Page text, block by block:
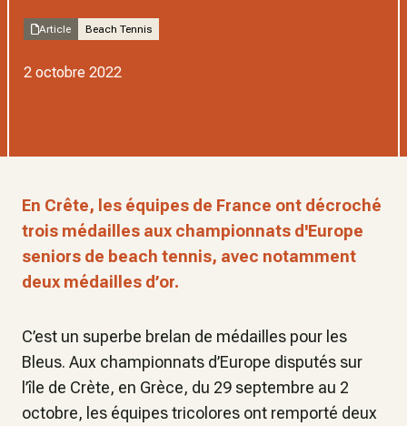
Article Beach Tennis
2 octobre 2022
En Crête, les équipes de France ont décroché
trois médailles aux championnats d'Europe
seniors de beach tennis, avec notamment
deux médailles d’or.
C’est un superbe brelan de médailles pour les
Bleus. Aux championnats d’Europe disputés sur
l’île de Crète, en Grèce, du 29 septembre au 2
octobre, les équipes tricolores ont remporté deux